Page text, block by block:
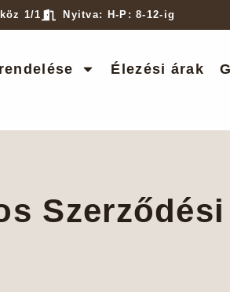
1/1 Nyitva: H-P: 8-12-ig
Élezési árak